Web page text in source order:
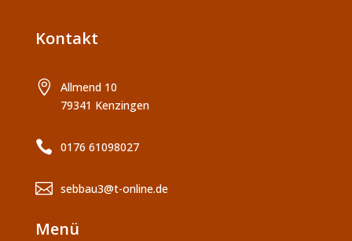
Kontakt

Allmend 10
79341 Kenzingen
 0176 61098027
 sebbau3@t-online.de
Menü